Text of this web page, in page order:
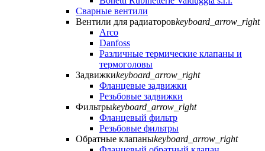
Сварные вентили
Вентили для радиаторовkeyboard_arrow_right
Arco
Danfoss
Различные термические клапаны и
термоголовы
Задвижкиkeyboard_arrow_right
Фланцевые задвижки
Резьбовые задвижки
Фильтрыkeyboard_arrow_right
Фланцевый фильтр
Резьбовые фильтры
Обратные клапаныkeyboard_arrow_right